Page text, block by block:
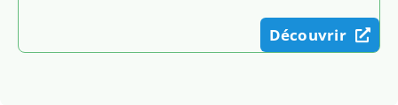
Découvrir